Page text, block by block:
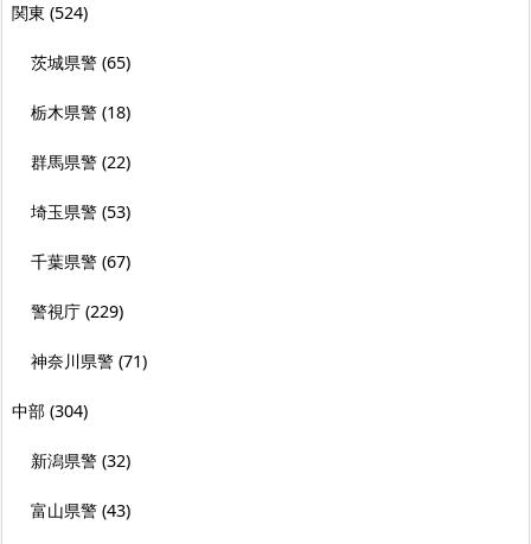
関東 (524)
茨城県警 (65)
栃木県警 (18)
群馬県警 (22)
埼玉県警 (53)
千葉県警 (67)
警視庁 (229)
神奈川県警 (71)
中部 (304)
新潟県警 (32)
富山県警 (43)